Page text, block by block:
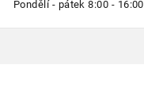
Pondělí - pátek 8:00 - 16:00